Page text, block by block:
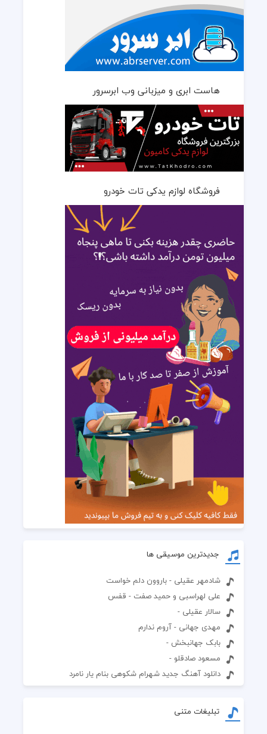
هاست ابری و میزبانی وب ابرسرور
فروشگاه لوازم یدکی تات خودرو
جدیدترین موسیقی ها
شادمهر عقیلی - باروون دلم خواست
علی لهراسبی و حمید صفت - قفس
سالار عقیلی -
مهدی جهانی - آروم ندارم
بابک جهانبخش -
مسعود صادقلو -
دانلود آهنگ جدید شهرام شکوهی بنام یار نامرد
تبلیغات متنی